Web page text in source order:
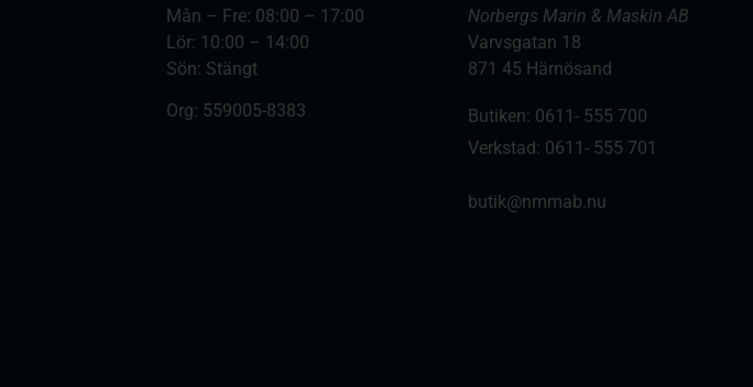
Mån – Fre: 08:00 – 17:00
Lör: 10:00 – 14:00
Sön: Stängt
Org: 559005-8383
Norbergs Marin & Maskin AB
Varvsgatan 18
871 45 Härnösand
Butiken: 0611- 555 700
Verkstad: 0611- 555 701
butik@nmmab.nu